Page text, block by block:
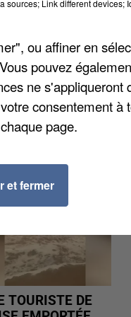
chaque après-
kayak, mais
à partir de 4
TOURISTE DE
sources; Link different devices;
ou affiner en
pouvez
ne s'appliqueront
consentement à
page.
et fermer